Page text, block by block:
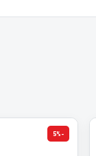
-5%